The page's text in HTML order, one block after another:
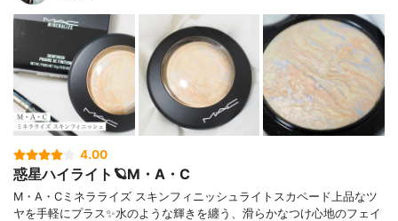
4.00
惑星ハイライト🪐M・A・C
M・A・Cミネラライズ スキンフィニッシュライトスカペード上品なツ
ヤを手軽にプラス✨水のような輝きを纏う、滑らかなつけ心地のフェイ